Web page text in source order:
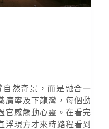
然奇景，而是融合一
廣寧及下龍灣，每個動
官感觸動心靈。在看完
浮現方才來時路程看到